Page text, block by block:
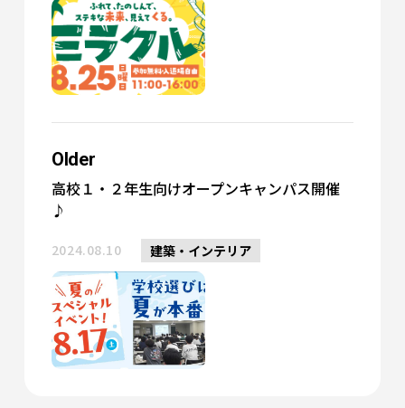
Older
高校１・２年生向けオープンキャンパス開催
♪
2024.08.10 建築・インテリア